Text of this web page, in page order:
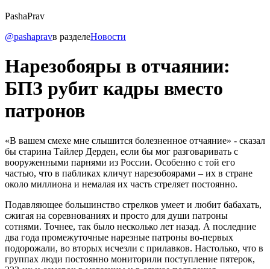
PashaPrav
@pashapravв разделеНовости
Нарезобояры в отчаянии:
БПЗ рубит кадры вместо
патронов
«В вашем смехе мне слышится болезненное отчаяние» - сказал
бы старина Тайлер Дерден, если бы мог разговаривать с
вооруженными парнями из России. Особенно с той его
частью, что в пабликах кличут нарезобоярами – их в стране
около миллиона и немалая их часть стреляет постоянно.
Подавляющее большинство стрелков умеет и любит бабахать,
сжигая на соревнованиях и просто для души патроны
сотнями. Точнее, так было несколько лет назад. А последние
два года промежуточные нарезные патроны во-первых
подорожали, во вторых исчезли с прилавков. Настолько, что в
группах люди постоянно мониторили поступление пятерок,